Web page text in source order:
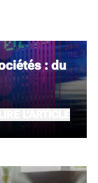
T PE
: du